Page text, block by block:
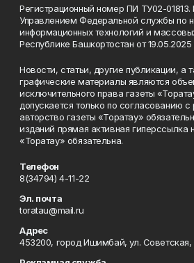
Регистрационный номер ПИ ТУ02-
Управлением Федеральной службы по
информационных технологий и
Республике Башкортостан от 19.05.2025
Новости, статьи, другие публикации, а
графические материалы являются
исключительного права газеты
допускается только по согласованию
авторство газеты «Торатау»
изданий прямая активная гиперссылка
«Торатау» обязательна.
Телефон
8(34794) 4-11-22
Эл. почта
toratau@mail.ru
Адрес
453200, город Ишимбай, ул. Советская,